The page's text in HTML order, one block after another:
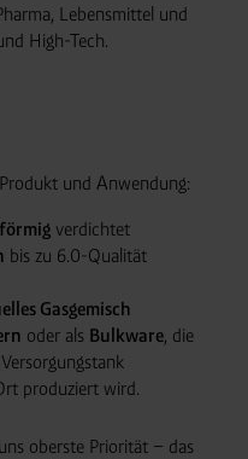
Lebensmittel und
High-Tech.
und Anwendung:
verdichtet
bis zu 6.0-Qualität
Gasgemisch
oder als Bulkware, die
produziert wird.
oberste Priorität – das